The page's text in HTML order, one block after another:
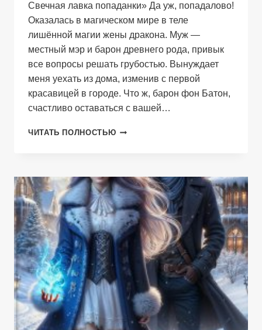
Свечная лавка попаданки» Да уж, попадалово!
Оказалась в магическом мире в теле
лишённой магии жены дракона. Муж —
местный мэр и барон древнего рода, привык
все вопросы решать грубостью. Вынуждает
меня уехать из дома, изменив с первой
красавицей в городе. Что ж, барон фон Батон,
счастливо оставаться с вашей…
ЧИТАТЬ ПОЛНОСТЬЮ БЫВШАЯ
ЛАВКА
ПОПАДАНКИ